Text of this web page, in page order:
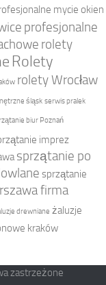
mycie okien
profesjonalne
rolety
Rolety
rolety Wrocław
śląsk serwis pralek
biur Poznań
imprez
sprzątanie po
sprzątanie
firma
drewniane żaluzje
kraków
zastrzeżone